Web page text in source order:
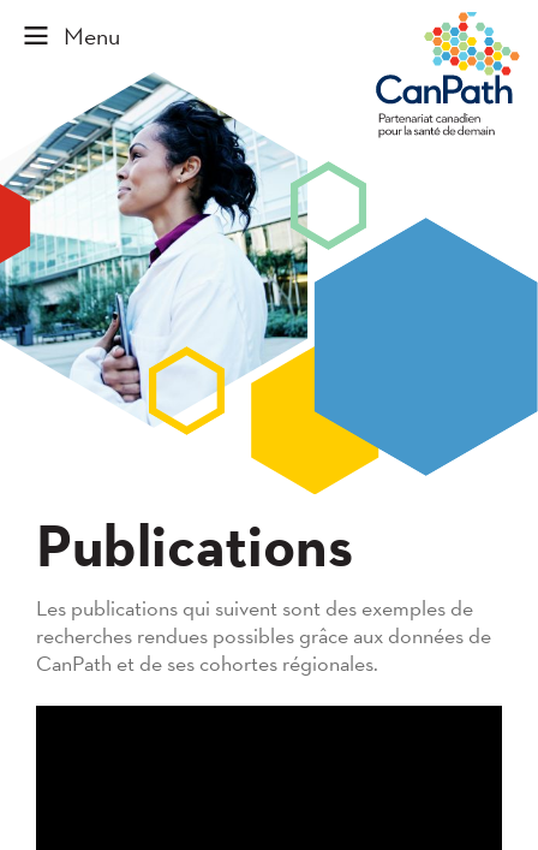
Publications
Les publications qui suivent sont des exemples de
recherches rendues possibles grâce aux données de
CanPath et de ses cohortes régionales.